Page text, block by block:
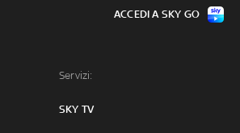
Servizi:
SKY TV
ACCEDI A SKY GO